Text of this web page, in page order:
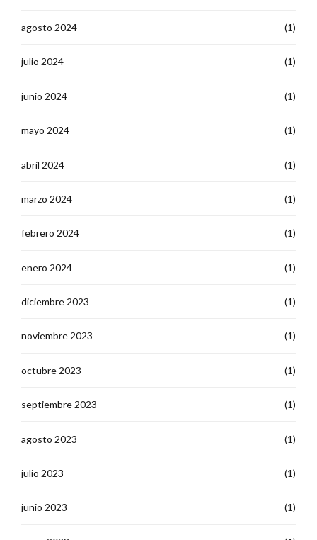
agosto 2024 (1)
julio 2024 (1)
junio 2024 (1)
mayo 2024 (1)
abril 2024 (1)
marzo 2024 (1)
febrero 2024 (1)
enero 2024 (1)
diciembre 2023 (1)
noviembre 2023 (1)
octubre 2023 (1)
septiembre 2023 (1)
agosto 2023 (1)
julio 2023 (1)
junio 2023 (1)